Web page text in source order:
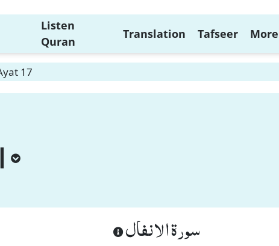
Listen
Quran
Translation Tafseer More
17
سورة الانفال